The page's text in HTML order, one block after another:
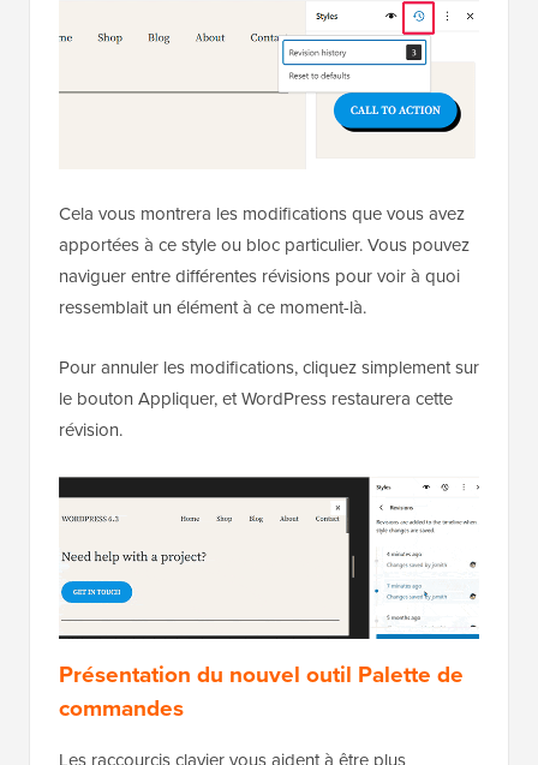
Cela vous montrera les modifications que vous avez
apportées à ce style ou bloc particulier. Vous pouvez
naviguer entre différentes révisions pour voir à quoi
ressemblait un élément à ce moment-là.
Pour annuler les modifications, cliquez simplement sur
le bouton Appliquer, et WordPress restaurera cette
révision.
Présentation du nouvel outil Palette de
commandes